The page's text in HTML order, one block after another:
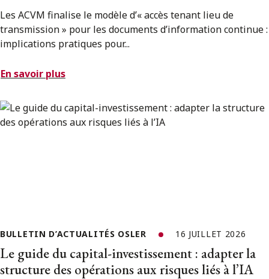
Les ACVM finalise le modèle d’« accès tenant lieu de
transmission » pour les documents d’information continue :
implications pratiques pour...
En savoir plus
BULLETIN D’ACTUALITÉS OSLER 16 JUILLET 2026
Le guide du capital-investissement : adapter la
structure des opérations aux risques liés à l’IA